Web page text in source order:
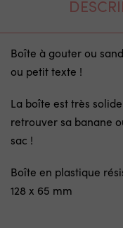
Boîte à gouter ou
ou petit texte !
La boîte est très
retrouver sa banane
sac !
Boîte en plastique
128 x 65 mm